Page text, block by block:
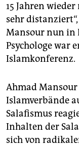
15 Jahren
sehr
Mansour nun in
Psychologe war
Islamkonferenz.
Ahmad
Islamverbände
Salafismus
Inhalten der
sich von